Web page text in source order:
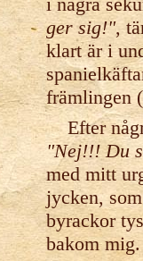
ger sig!",
klart är i
främlingen
Efter
"Nej!!! Du
med mitt
jycken,
byrackor
bakom mig.